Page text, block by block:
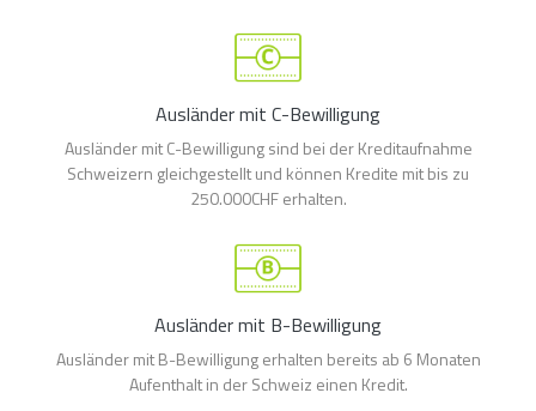
Ausländer mit C-Bewilligung
Ausländer mit C-Bewilligung sind bei der Kreditaufnahme
Schweizern gleichgestellt und können Kredite mit bis zu
250.000CHF erhalten.
Ausländer mit B-Bewilligung
Ausländer mit B-Bewilligung erhalten bereits ab 6 Monaten
Aufenthalt in der Schweiz einen Kredit.